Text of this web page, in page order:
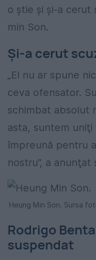
o ştie şi şi-a cerut
min Son.
Și-a cerut
„El nu ar spune
ceva ofensator.
schimbat absolut
asta, suntem uniţi
împreună pentru
nostru”, a
Heung Min Son. Sursa
Rodrigo
suspendat